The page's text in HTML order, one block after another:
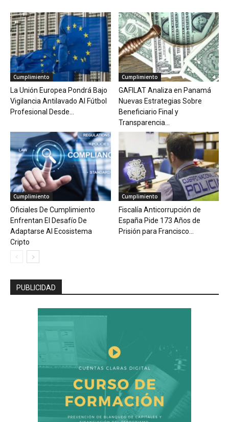
Cumplimiento
La Unión Europea Pondrá Bajo
Vigilancia Antilavado Al Fútbol
Profesional Desde...
Cumplimiento
GAFILAT Analiza en Panamá
Nuevas Estrategias Sobre
Beneficiario Final y
Transparencia...
Cumplimiento
Oficiales De Cumplimiento
Enfrentan El Desafío De
Adaptarse Al Ecosistema
Cripto
Cumplimiento
Fiscalía Anticorrupción de
España Pide 173 Años de
Prisión para Francisco...
PUBLICIDAD